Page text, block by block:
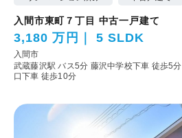
入間市東町７丁目 中古一戸建て
3,180 万円 5 SLDK
入間市
武蔵藤沢駅 バス5分 藤沢中学校下車 徒歩5分
口下車 徒歩10分